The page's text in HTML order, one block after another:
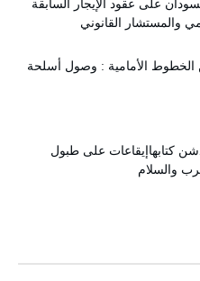
على عقود الإيجار السابقة
والمستشار القانوني
الخطوط الأمامية : وصول أسلحة
كتابهاإيقاعات على طبول
والسلام